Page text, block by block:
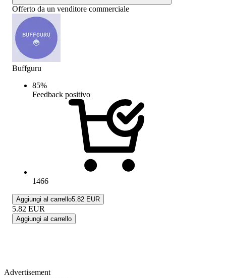
Offerto da un venditore commerciale
Buffguru
85%
Feedback positivo
1466
Aggiungi al carrello5.82 EUR
5.82 EUR
Aggiungi al carrello
Advertisement